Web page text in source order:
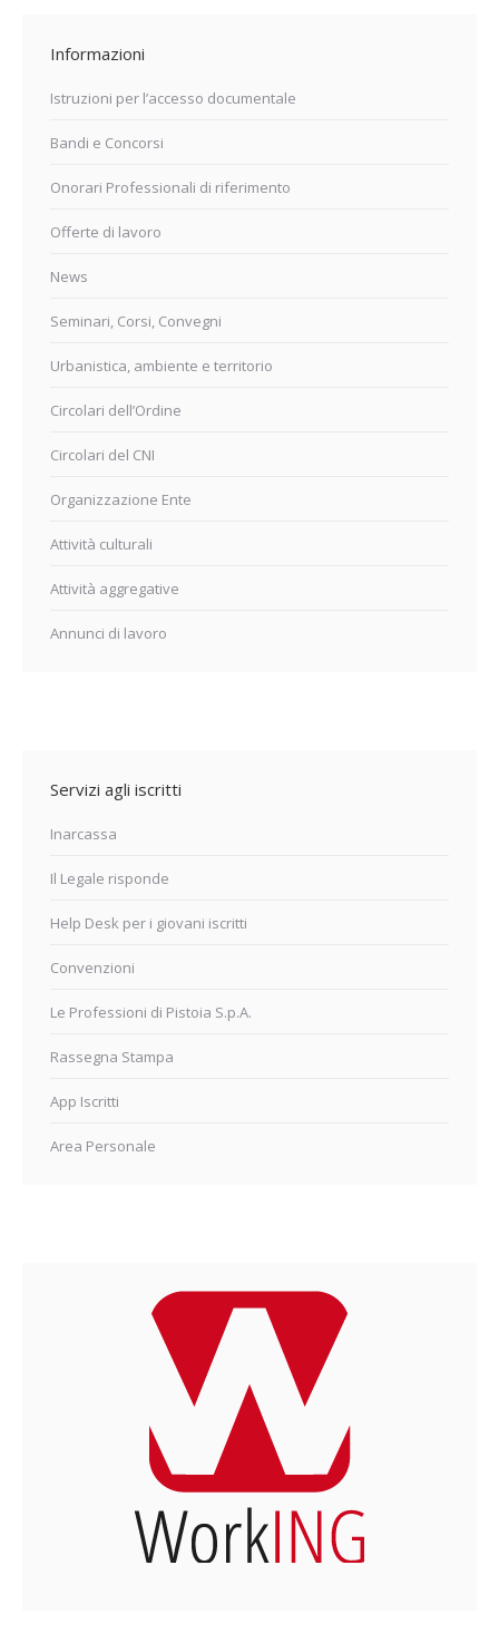
Informazioni
Istruzioni per l’accesso documentale
Bandi e Concorsi
Onorari Professionali di riferimento
Offerte di lavoro
News
Seminari, Corsi, Convegni
Urbanistica, ambiente e territorio
Circolari dell’Ordine
Circolari del CNI
Organizzazione Ente
Attività culturali
Attività aggregative
Annunci di lavoro
Servizi agli iscritti
Inarcassa
Il Legale risponde
Help Desk per i giovani iscritti
Convenzioni
Le Professioni di Pistoia S.p.A.
Rassegna Stampa
App Iscritti
Area Personale